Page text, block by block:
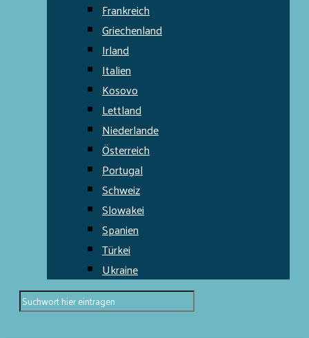
Frankreich
Griechenland
Irland
Italien
Kosovo
Lettland
Niederlande
Österreich
Portugal
Schweiz
Slowakei
Spanien
Türkei
Ukraine